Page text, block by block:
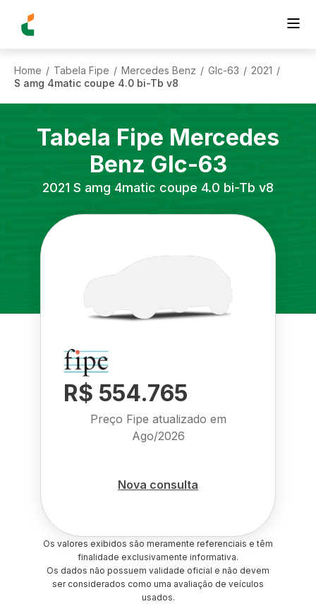
Home / Tabela Fipe / Mercedes Benz / Glc-63 / 2021 /
S amg 4matic coupe 4.0 bi-Tb v8
Tabela Fipe Mercedes
Benz Glc-63
2021 S amg 4matic coupe 4.0 bi-Tb v8
R$ 554.765
Preço Fipe atualizado em
Ago/2026
Nova consulta
Os valores exibidos são meramente referenciais e têm
finalidade exclusivamente informativa.
Os dados não possuem validade oficial e não devem
ser considerados como uma avaliação de veículos
usados.